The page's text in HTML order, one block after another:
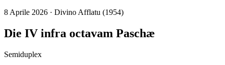
8 Aprile 2026 · Divino Afflatu (1954)
Die IV infra octavam Paschæ
Semiduplex